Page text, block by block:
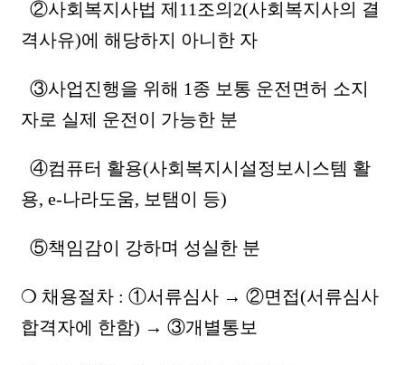
②사회복지사법 제11조의2(사회복지사의 결
격사유)에 해당하지 아니한 자
③사업진행을 위해 1종 보통 운전면허 소지
자로 실제 운전이 가능한 분
④컴퓨터 활용(사회복지시설정보시스템 활
용, e-나라도움, 보탬이 등)
⑤책임감이 강하며 성실한 분
❍ 채용절차 : ①서류심사 → ②면접(서류심사
합격자에 한함) → ③개별통보